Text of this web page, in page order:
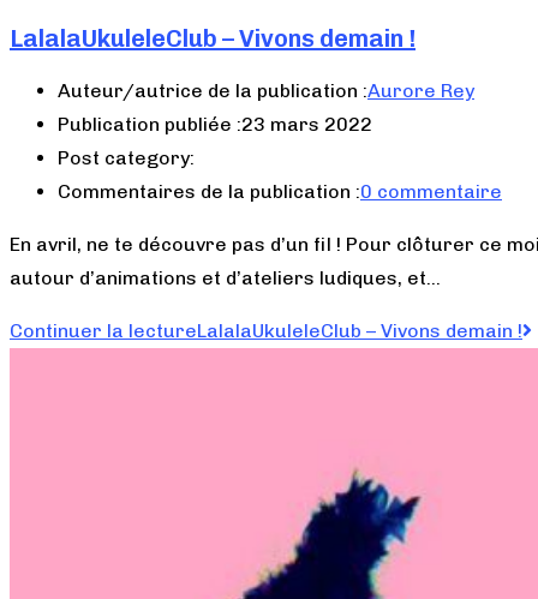
LalalaUkuleleClub – Vivons demain !
Auteur/autrice de la publication :Aurore Rey
Publication publiée :23 mars 2022
Post category:
Commentaires de la publication :0 commentaire
En avril, ne te découvre pas d’un fil ! Pour clôturer ce
autour d’animations et d’ateliers ludiques, et…
Continuer la lectureLalalaUkuleleClub – Vivons demain !